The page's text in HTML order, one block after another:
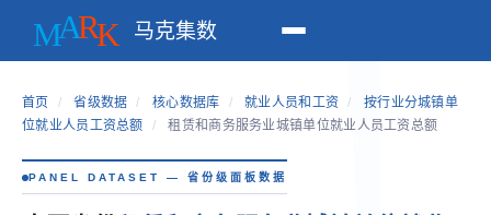
马克集数
首页 / 省级数据 / 核心数据库 / 就业人员和工资 /
按行业分城镇单
位就业人员工资总额
/ 租赁和商务服务业城镇单位就业人员工资总额
PANEL DATASET — 省份级面板数据